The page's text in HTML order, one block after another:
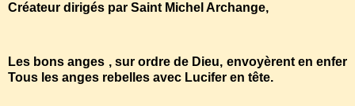
Créateur dirigés par Saint Michel Archange,
Les bons anges , sur ordre de Dieu, envoyèrent en enfer
Tous les anges rebelles avec Lucifer en tête.